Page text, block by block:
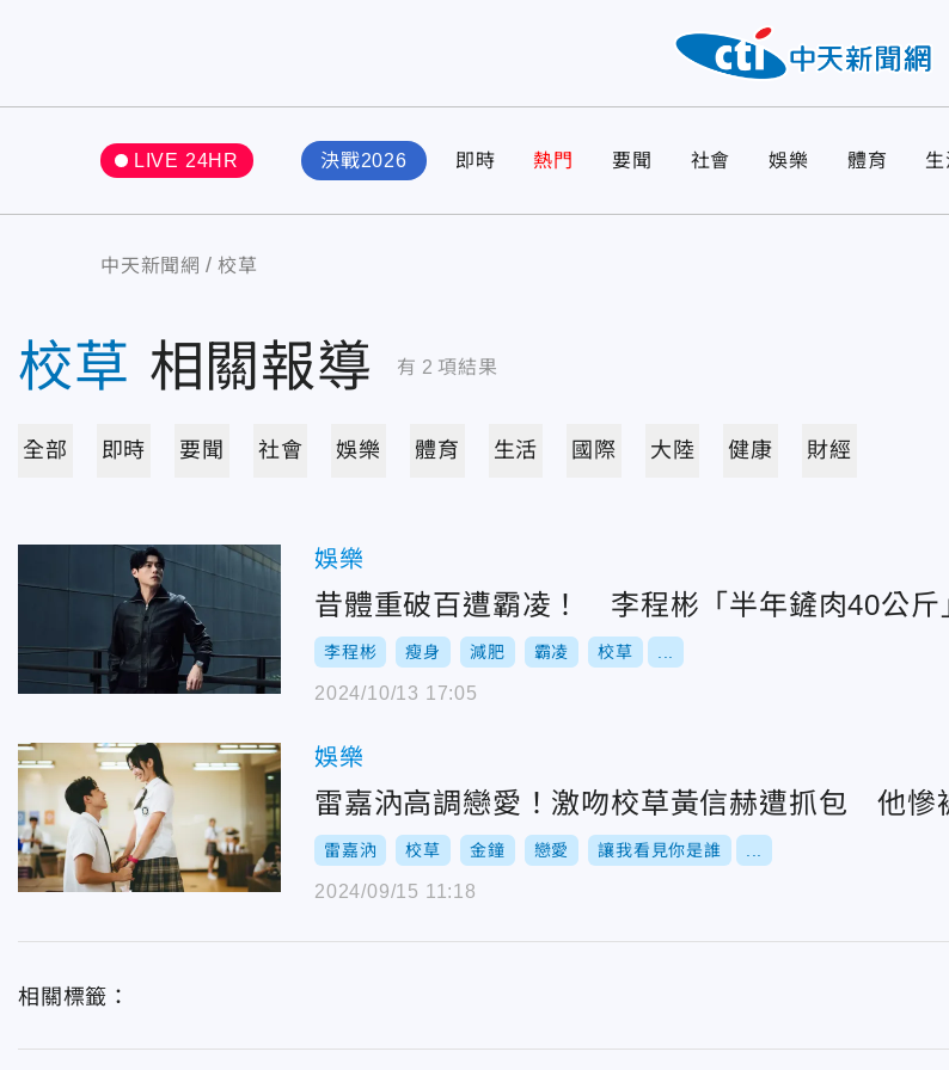
LIVE 24HR 決戰2026 即時 熱門 要聞 社會 娛樂 體育 生
中天新聞網 校草
校草 相關報導 有 2 項結果
全部 即時 要聞 社會 娛樂 體育 生活 國際 大陸 健康 財經
娛樂
昔體重破百遭霸凌！ 李程彬「半年鏟肉40公斤
李程彬 瘦身 減肥 霸凌 校草
2024/10/13 17:05
娛樂
雷嘉汭高調戀愛！激吻校草黃信赫遭抓包 他慘
雷嘉汭 校草 金鐘 戀愛 讓我看見你是誰
2024/09/15 11:18
相關標籤：